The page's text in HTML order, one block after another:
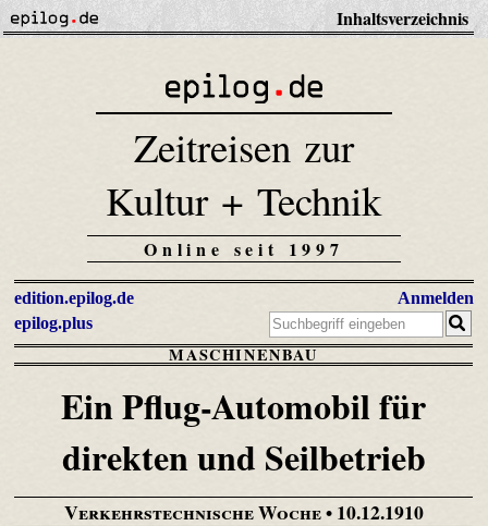
Inhaltsverzeichnis
Zeitreisen zur
Kultur + Technik
Online seit 1997
edition.epilog.de
epilog.plus
Anmelden
MASCHINENBAU
Ein Pflug-Automobil für
direkten und Seilbetrieb
Verkehrstechnische Woche• 10.12.1910